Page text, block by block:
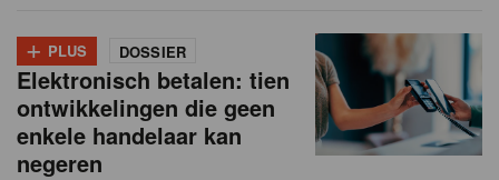
+ PLUS DOSSIER
Elektronisch betalen: tien
ontwikkelingen die geen
enkele handelaar kan
negeren